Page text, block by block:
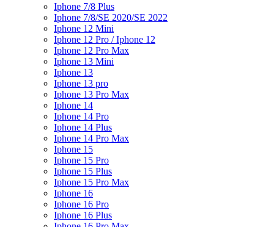
Iphone 7/8 Plus
Iphone 7/8/SE 2020/SE 2022
Iphone 12 Mini
Iphone 12 Pro / Iphone 12
Iphone 12 Pro Max
Iphone 13 Mini
Iphone 13
Iphone 13 pro
Iphone 13 Pro Max
Iphone 14
Iphone 14 Pro
Iphone 14 Plus
Iphone 14 Pro Max
Iphone 15
Iphone 15 Pro
Iphone 15 Plus
Iphone 15 Pro Max
Iphone 16
Iphone 16 Pro
Iphone 16 Plus